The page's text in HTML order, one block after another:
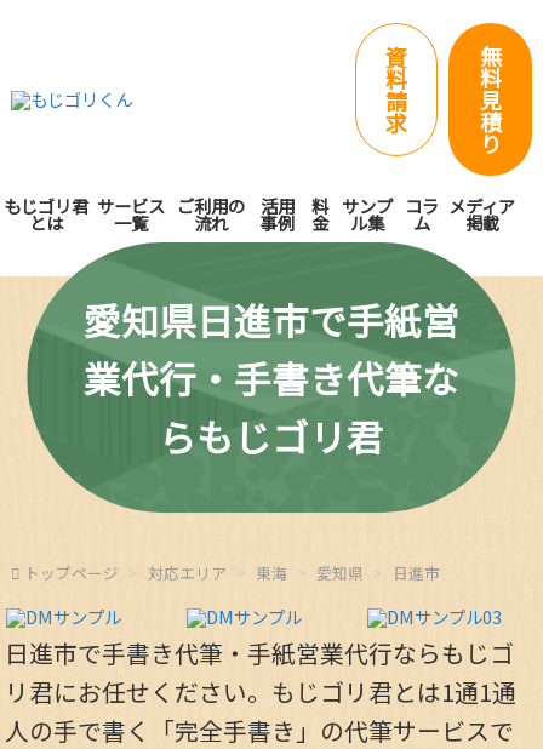
資
料
請
求
無
料
見
積
り
もじゴリ君
とは
サービス
一覧
ご利用の
流れ
活用
事例
料
金
サンプ
ル集
コラ
ム
メディア
掲載
愛知県日進市で手紙営
業代行・手書き代筆な
らもじゴリ君
トップページ 対応エリア 東海 愛知県 日進市
日進市で手書き代筆・手紙営業代行ならもじゴ
リ君にお任せください。もじゴリ君とは1通1通
人の手で書く「完全手書き」の代筆サービスで